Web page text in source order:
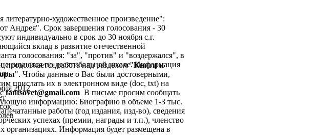
художественное произведение":
Андрея". Срок завершения голосования - 30
индивидуально в срок до 30 ноября с.г.
вклад в развитие отечественной
голосования: "за", "против" и "воздержался", в
по десятибальной шкале. Информация
продолжается работа над разделом "Книги и
". Чтобы данные о Вас были достоверными,
прислать их в электронном виде (doc, txt) на
fantsovet@gmail.com В письме просим сообщать
информацию: Биографию в объеме 1-3 тыс.
работы (год издания, изд-во), сведения
успехах (премии, награды и т.п.), членство
организациях. Информация будет размещена в
2012